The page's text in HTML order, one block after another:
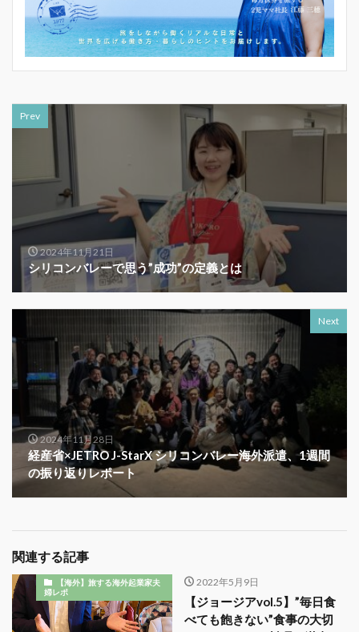
Prev
2024年11月21日
シリコンバレーで思う”成功”の定義とは
Next
2024年11月28日
経産省×JETRO J-StarX シリコンバレー海外派遣、1週間
の振り返りレポート
関連する記事
【海外】旅する海外起業家夫
婦レポ
2022年5月9日
【ジョージアvol.5】”毎日食
べても飽きない”食事の大切